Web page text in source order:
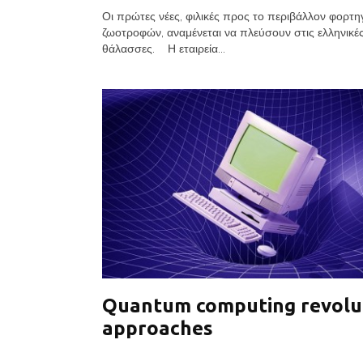
Οι πρώτες νέες, φιλικές προς το περιβάλλον
ζωοτροφών, αναμένεται να πλεύσουν στις
θάλασσες. Η εταιρεία...
Quantum computing
approaches